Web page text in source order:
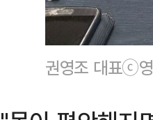
권영조 대표ⓒ